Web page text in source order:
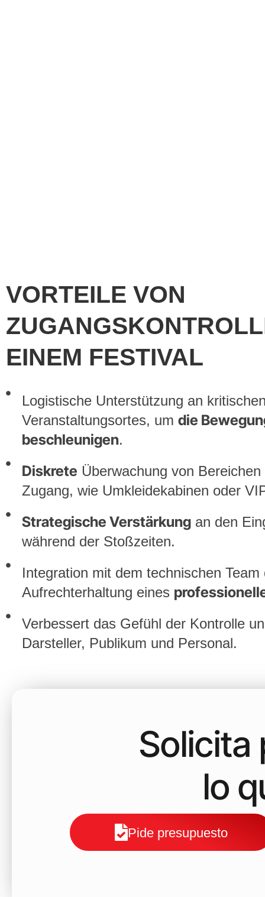
VORTEILE VON
EINEM FESTIVAL
Logistische Unterstützung an
Veranstaltungsortes, um die
beschleunigen.
Diskrete Überwachung von
Zugang, wie Umkleidekabinen oder
Strategische Verstärkung an den
während der Stoßzeiten.
Integration mit dem technischen
Aufrechterhaltung eines
Verbessert das Gefühl der Kontrolle
Darsteller, Publikum und Personal.
Solicita
lo
Pide presupuesto